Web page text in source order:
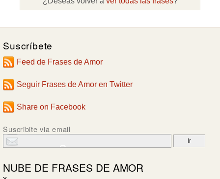
Suscríbete
Feed de Frases de Amor
Seguir Frases de Amor en Twitter
Share on Facebook
Suscribite via email
NUBE DE FRASES DE AMOR